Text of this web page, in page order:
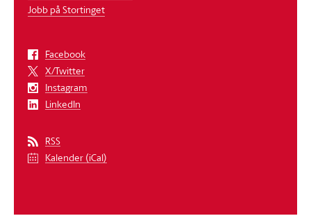
Jobb på Stortinget
Facebook
X/Twitter
Instagram
LinkedIn
RSS
Kalender (iCal)